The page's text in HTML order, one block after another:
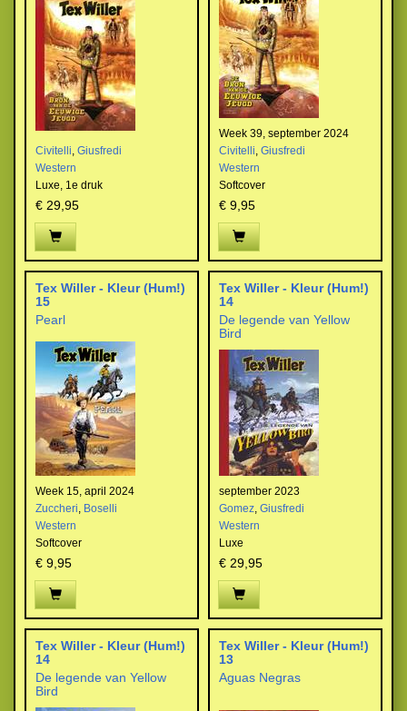
Civitelli, Giusfredi
Western
Luxe, 1e druk
€ 29,95
Week 39, september 2024
Civitelli, Giusfredi
Western
Softcover
€ 9,95
Tex Willer - Kleur (Hum!)
15
Pearl
Week 15, april 2024
Zuccheri, Boselli
Western
Softcover
€ 9,95
Tex Willer - Kleur (Hum!)
14
De legende van Yellow
Bird
september 2023
Gomez, Giusfredi
Western
Luxe
€ 29,95
Tex Willer - Kleur (Hum!)
14
De legende van Yellow
Bird
Tex Willer - Kleur (Hum!)
13
Aguas Negras